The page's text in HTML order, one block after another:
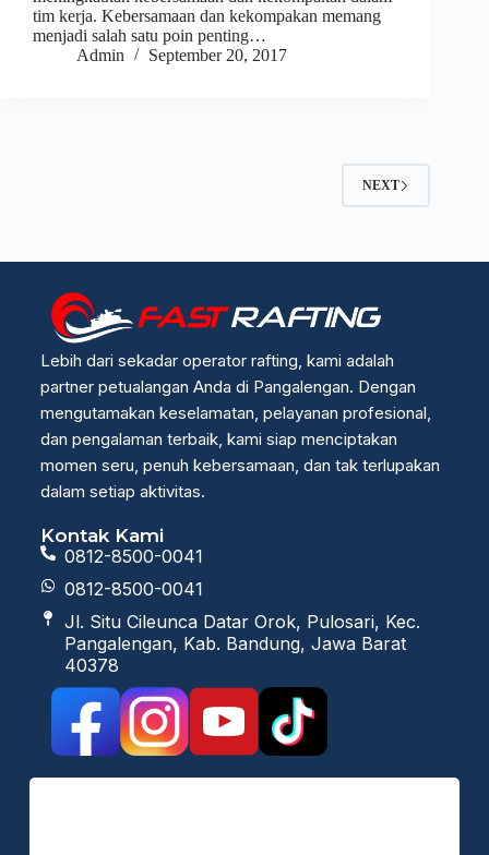
tim kerja. Kebersamaan dan kekompakan memang
menjadi salah satu poin penting…
Admin
September 20, 2017
NEXT
Lebih dari sekadar operator rafting, kami adalah
partner petualangan Anda di Pangalengan. Dengan
mengutamakan keselamatan, pelayanan profesional,
dan pengalaman terbaik, kami siap menciptakan
momen seru, penuh kebersamaan, dan tak terlupakan
dalam setiap aktivitas.
Kontak Kami
0812-8500-0041
0812-8500-0041
Jl. Situ Cileunca Datar Orok, Pulosari, Kec.
Pangalengan, Kab. Bandung, Jawa Barat
40378